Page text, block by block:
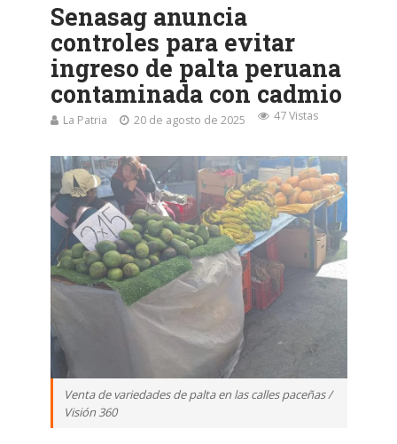
Senasag anuncia
controles para evitar
ingreso de palta peruana
contaminada con cadmio
La Patria 20 de agosto de 2025 47 Vistas
Venta de variedades de palta en las calles paceñas /
Visión 360